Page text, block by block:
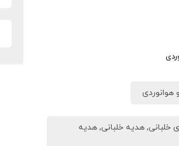
هوانوردی
خلبانی, هدیه خلبانی, هدیه